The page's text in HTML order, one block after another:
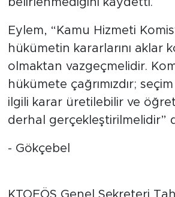
belirlenmediğini kaydetti.
Eylem, “Kamu Hizmeti
hükümetin kararlarını aklar
olmaktan vazgeçmelidir.
hükümete çağrımızdır;
ilgili karar üretilebilir ve
derhal gerçekleştirilmelidir”
- Gökçebel